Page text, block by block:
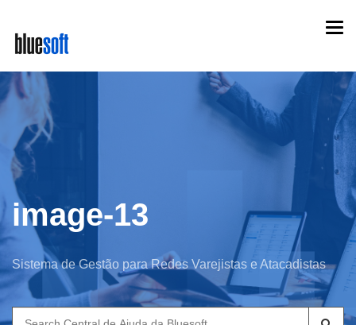
main
content
image-13
Sistema de Gestão para Redes Varejistas e Atacadistas
Search